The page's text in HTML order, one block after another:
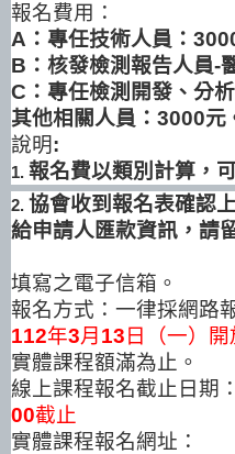
報名費用：
A ：專任技術人員：
B ：核發檢測報告人員-
C ：專任檢測開發、分
其他相關人員： 3000元
說明:
1. 報名費以類別計算，
2. 協會收到報名表確認
給申請人匯款資訊，請
填寫之電子信箱。
報名方式：一律採網路
112年3月 13日（一）
實體課程額滿為止。
線上課程報名截止日期：
00截止
實體課程報名網址：